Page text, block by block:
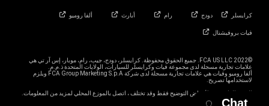
كرايسلر دودج رام أبارث ألفاروميو
فيات بروفيشنال
©2022 FCA US LLC. جميع الحقوق محفوظة. كرايسلر، دودج، جيب، رام، موبار، إس آر تي هي
ألفا روميو وفيات هي علامات تجارية مسجلة لدى شركة FCA Group Marketing S.p.A ويلزم
الصور الواردة هي لأغراض التوضيح فقط وقد تختلف ، اتصل بالموزع المحلي لمزيد من المعلومات.
Chat